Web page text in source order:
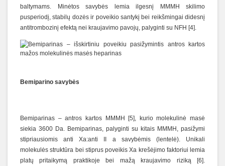
baltymams. Minėtos savybės lemia ilgesnį MMMH skilimo
pusperiodį, stabilų dozės ir poveikio santykį bei reikšmingai didesnį
antitrombozinį efektą nei kraujavimo pavojų, palyginti su NFH [4].
Bemiparino savybės
Bemiparinas – antros kartos MMMH [5], kurio molekulinė masė
siekia 3600 Da. Bemiparinas, palyginti su kitais MMMH, pasižymi
stipriausiomis anti Xa:anti II a savybėmis (lentelė). Unikali
molekulės struktūra bei stiprus poveikis Xa krešėjimo faktoriui lemia
platų pritaikymą praktikoje bei mažą kraujavimo riziką [6].